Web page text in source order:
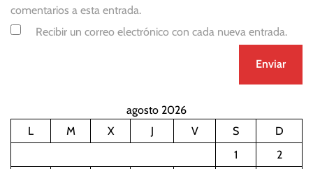
comentarios a esta entrada.
Recibir un correo electrónico con cada nueva entrada.
agosto 2026
L
M X J V S
D
1
2